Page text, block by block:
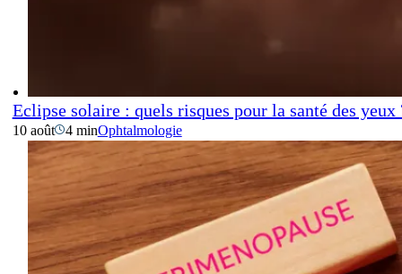
Eclipse solaire : quels risques pour la santé des yeux
10 août 4 minOphtalmologie